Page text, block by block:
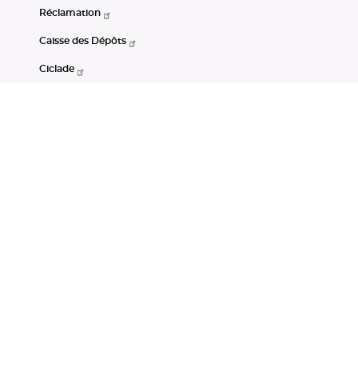
Réclamation
Caisse des Dépôts
Ciclade